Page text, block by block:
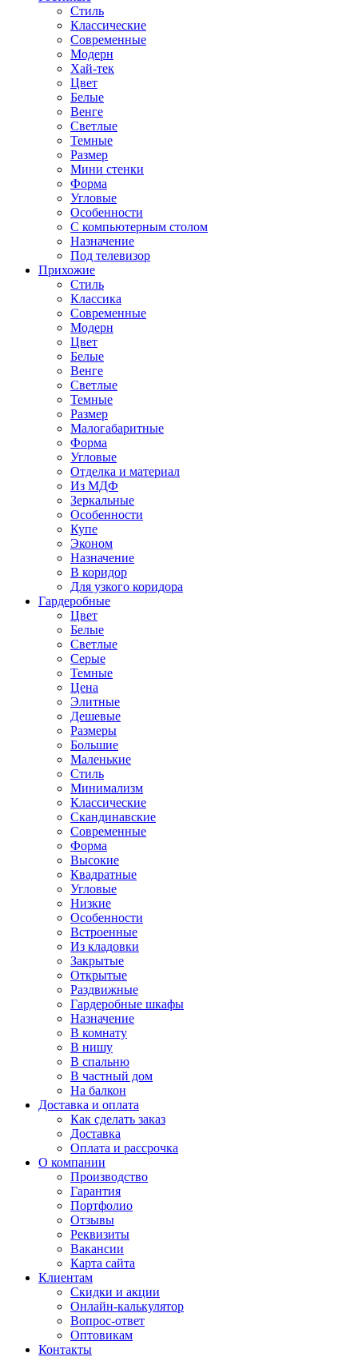
Стиль
Классические
Современные
Модерн
Хай-тек
Цвет
Белые
Венге
Светлые
Темные
Размер
Мини стенки
Форма
Угловые
Особенности
С компьютерным столом
Назначение
Под телевизор
Прихожие
Стиль
Классика
Современные
Модерн
Цвет
Белые
Венге
Светлые
Темные
Размер
Малогабаритные
Форма
Угловые
Отделка и материал
Из МДФ
Зеркальные
Особенности
Купе
Эконом
Назначение
В коридор
Для узкого коридора
Гардеробные
Цвет
Белые
Светлые
Серые
Темные
Цена
Элитные
Дешевые
Размеры
Большие
Маленькие
Стиль
Минимализм
Классические
Скандинавские
Современные
Форма
Высокие
Квадратные
Угловые
Низкие
Особенности
Встроенные
Из кладовки
Закрытые
Открытые
Раздвижные
Гардеробные шкафы
Назначение
В комнату
В нишу
В спальню
В частный дом
На балкон
Доставка и оплата
Как сделать заказ
Доставка
Оплата и рассрочка
О компании
Производство
Гарантия
Портфолио
Отзывы
Реквизиты
Вакансии
Карта сайта
Клиентам
Скидки и акции
Онлайн-калькулятор
Вопрос-ответ
Оптовикам
Контакты